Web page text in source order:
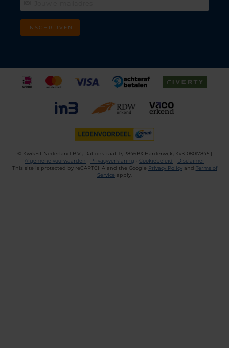
INSCHRIJVEN
©
KwikFit Nederland B.V., Daltonstraat 17, 3846BX Harderwijk, KvK 08017845 |
Algemene voorwaarden • Privacyverklaring • Cookiebeleid • Disclaimer
This site is protected by reCAPTCHA and the Google Privacy Policyand Terms of
Service apply.